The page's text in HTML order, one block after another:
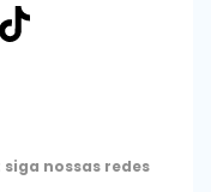
TikTok
siga nossas redes